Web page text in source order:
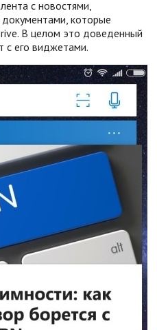
с новостями,
которые
В целом это доведенный
с его виджетами.